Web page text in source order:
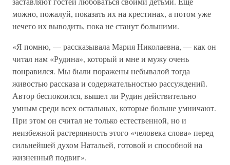
можно, пожалуй, показать их на крестинах, а потом уже
нечего их выводить, пока не станут большими.
«Я помню, — рассказывала Мария Николаевна, — как он
читал нам «Рудина», который и мне и мужу очень
понравился. Мы были поражены небывалой тогда
живостью рассказа и содержательностью рассуждений.
Автор беспокоился, вышел ли Рудин действительно
умным среди всех остальных, которые больше умничают.
При этом он считал не только естественной, но и
неизбежной растерянность этого «человека слова» перед
сильнейшей духом Натальей, готовой и способной на
жизненный подвиг».